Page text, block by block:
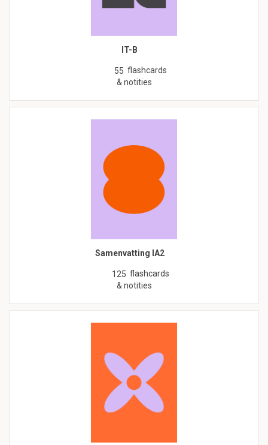
IT-B
55 flashcards
& notities
Samenvatting IA2
125 flashcards
& notities